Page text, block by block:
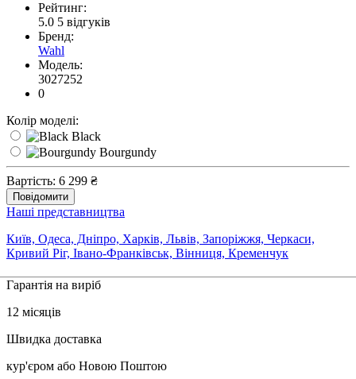
Рейтинг:
5.0 5 відгуків
Бренд:
Wahl
Модель:
3027252
0
Колір моделі:
Black
Bourgundy
Вартість: 6 299 ₴
Повідомити
Наші представництва
Київ, Одеса, Дніпро, Харків, Львів, Запоріжжя, Черкаси,
Кривий Ріг, Івано-Франківськ, Вінниця, Кременчук
Гарантія на виріб
12 місяців
Швидка доставка
кур'єром або Новою Поштою